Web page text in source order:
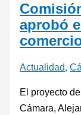
aprobó
Actualidad,
El proyecto
Cámara,